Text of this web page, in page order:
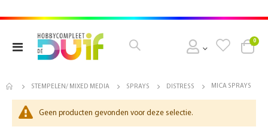
Toggle
Cart
0
STEMPELEN/ MIXED MEDIA SPRAYS DISTRESS MICA SPRAYS
Geen producten gevonden voor deze selectie.